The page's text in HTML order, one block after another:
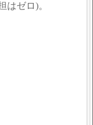
はゼロ)。